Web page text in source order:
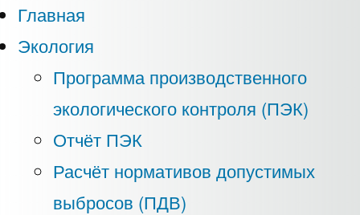
Главная
Экология
Программа производственного
экологического контроля (ПЭК)
Отчёт ПЭК
Расчёт нормативов допустимых
выбросов (ПДВ)